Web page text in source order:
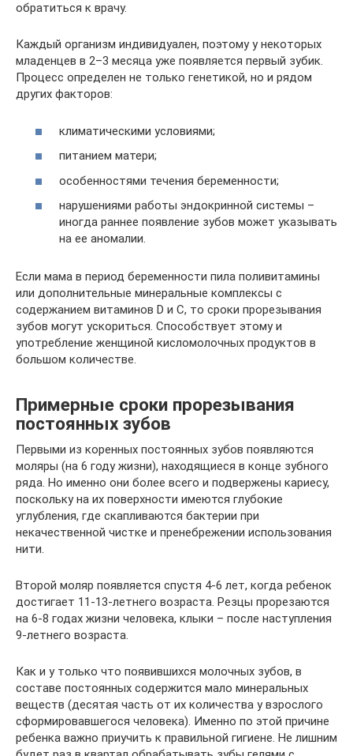
обратиться к врачу.
Каждый организм индивидуален, поэтому у некоторых
младенцев в 2–3 месяца уже появляется первый зубик.
Процесс определен не только генетикой, но и рядом
других факторов:
климатическими условиями;
питанием матери;
особенностями течения беременности;
нарушениями работы эндокринной системы –
иногда раннее появление зубов может указывать
на ее аномалии.
Если мама в период беременности пила поливитамины
или дополнительные минеральные комплексы с
содержанием витаминов D и C, то сроки прорезывания
зубов могут ускориться. Способствует этому и
употребление женщиной кисломолочных продуктов в
большом количестве.
Примерные сроки прорезывания
постоянных зубов
Первыми из коренных постоянных зубов появляются
моляры (на 6 году жизни), находящиеся в конце зубного
ряда. Но именно они более всего и подвержены кариесу,
поскольку на их поверхности имеются глубокие
углубления, где скапливаются бактерии при
некачественной чистке и пренебрежении использования
нити.
Второй моляр появляется спустя 4-6 лет, когда ребенок
достигает 11-13-летнего возраста. Резцы прорезаются
на 6-8 годах жизни человека, клыки – после наступления
9-летнего возраста.
Как и у только что появившихся молочных зубов, в
составе постоянных содержится мало минеральных
веществ (десятая часть от их количества у взрослого
сформировавшегося человека). Именно по этой причине
ребенка важно приучить к правильной гигиене. Не лишним